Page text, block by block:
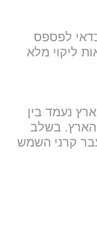
2018, ולא כדאי לפספס
ליקוי מלא
נעמד בין
הארץ. בשלב
קרני השמש